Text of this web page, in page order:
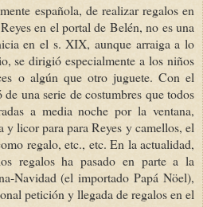
española, de realizar regalos en
en el portal de Belén, no es una
en el s. XIX, aunque arraiga a lo
se dirigió especialmente a los niños
o algún que otro juguete. Con el
una serie de costumbres que todos
a media noche por la ventana,
licor para para Reyes y camellos, el
regalo, etc., etc. En la actualidad,
regalos ha pasado en parte a la
Navidad (el importado Papá Nöel),
petición y llegada de regalos en el